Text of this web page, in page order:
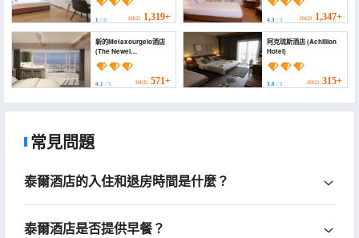
Suites Apartments)
1 / 5 HKD 1,319+ 4.3/ 5 HKD 1,347+
新的Metaxourgeio酒店
(The Newel
Metaxourgeio)
4.1 / 5 HKD 571+
阿克琉斯酒店 (Achillion
Hotel)
3.8/ 5 HKD 315+
常見問題
泰爾酒店的入住和退房時間是什麼？
泰爾酒店是否提供早餐？